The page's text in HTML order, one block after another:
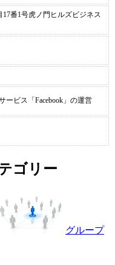
番1号虎ノ門ヒルズビジネス
ービス「Facebook」の運営
ゴリー
グループ